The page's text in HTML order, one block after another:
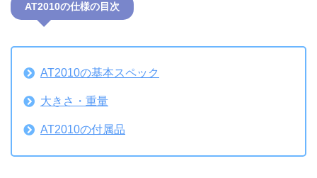
AT2010の仕様の目次
AT2010の基本スペック
大きさ・重量
AT2010の付属品